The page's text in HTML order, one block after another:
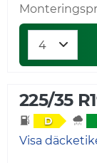
225/35
D
Visa